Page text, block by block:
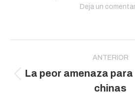
Deja un
publicaciones
ANTERIOR
anterior:
La peor amenaza
chinas